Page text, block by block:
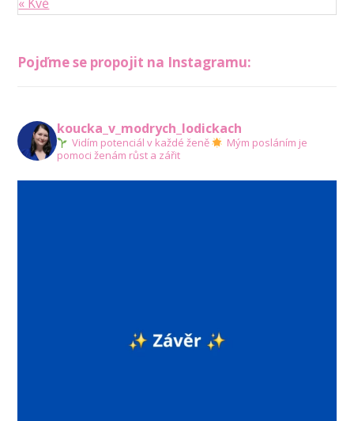
Pojďme se propojit na Instagramu:
koucka_v_modrych_lodickach
Vidím potenciál v každé ženě
Mým posláním je
pomoci ženám růst a zářit